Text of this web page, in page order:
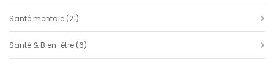
Santé mentale (21)
Santé & Bien-être (6)